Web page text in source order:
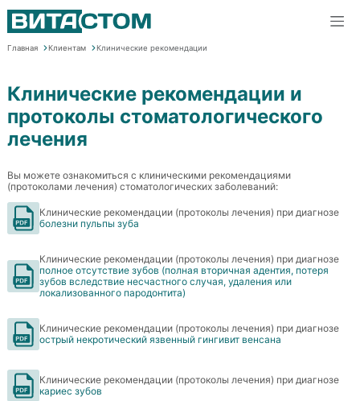
Главная Клиентам Клинические рекомендации
Клинические рекомендации и
протоколы стоматологического
лечения
Вы можете ознакомиться с клиническими рекомендациями
(протоколами лечения) стоматологических заболеваний:
Клинические рекомендации (протоколы лечения) при диагнозе
болезни пульпы зуба
Клинические рекомендации (протоколы лечения) при диагнозе
полное отсутствие зубов (полная вторичная адентия, потеря
зубов вследствие несчастного случая, удаления или
локализованного пародонтита)
Клинические рекомендации (протоколы лечения) при диагнозе
острый некротический язвенный гингивит венсана
Клинические рекомендации (протоколы лечения) при диагнозе
кариес зубов